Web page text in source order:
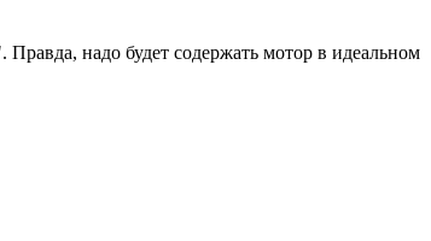
надо будет содержать мотор в идеальном